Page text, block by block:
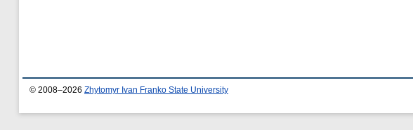
© 2008–2026 Zhytomyr Ivan Franko State University